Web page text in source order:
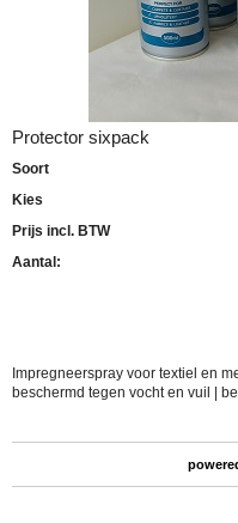
Protector sixpack
Soort
Kies
Prijs incl. BTW
Aantal:
Impregneerspray voor textiel en
beschermd tegen vocht en vuil |